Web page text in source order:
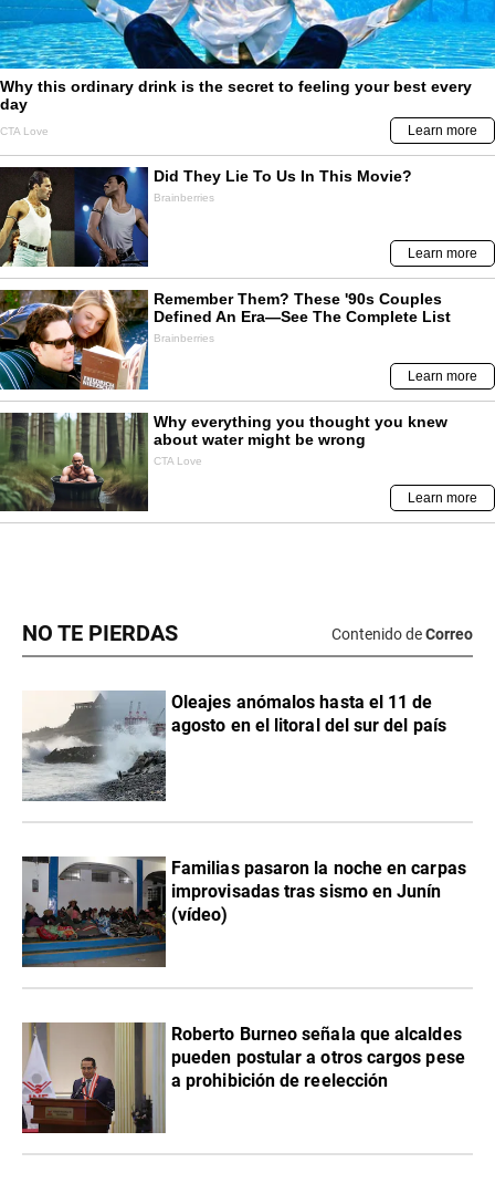
NO TE PIERDAS Contenido deCorreo
Oleajes anómalos hasta el 11 de
agosto en el litoral del sur del país
Familias pasaron la noche en carpas
improvisadas tras sismo en Junín
(vídeo)
Roberto Burneo señala que alcaldes
pueden postular a otros cargos pese
a prohibición de reelección